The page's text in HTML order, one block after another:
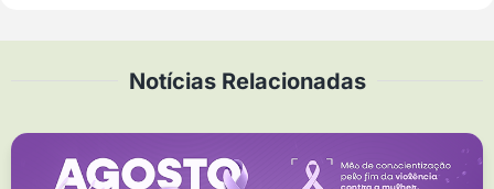
Notícias Relacionadas